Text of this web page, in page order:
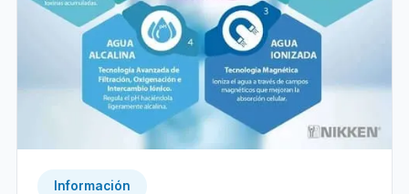
Información